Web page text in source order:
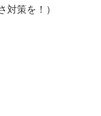
対策を！）